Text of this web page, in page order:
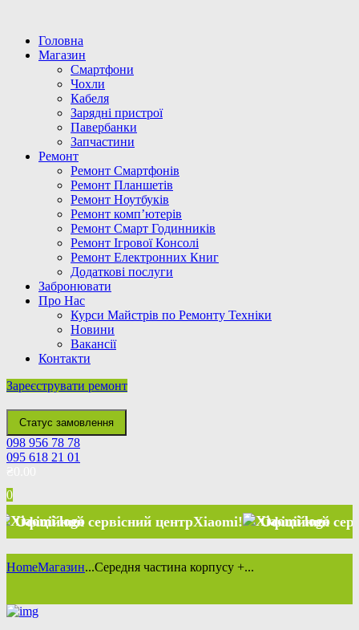
Головна
Магазин
Смартфони
Чохли
Кабеля
Зарядні пристрої
Павербанки
Запчастини
Ремонт
Ремонт Смартфонів
Ремонт Планшетів
Ремонт Ноутбуків
Ремонт комп’ютерів
Ремонт Смарт Годинників
Ремонт Ігрової Консолі
Ремонт Електронних Книг
Додаткові послуги
Забронювати
Про Нас
Курси Майстрів по Ремонту Техніки
Новини
Вакансії
Контакти
Зареєструвати ремонт
Статус замовлення
098 956 78 78
095 618 21 01
0
сервісний центрXiaomi! Офіційний сервісний
HomeМагазин...Середня частина корпусу +...